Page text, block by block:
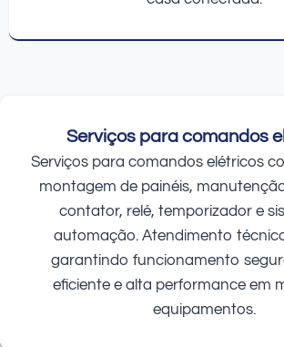
Serviços para comandos
Serviços para comandos elétricos
montagem de painéis,
contator, relé, temporizador e
automação. Atendimento
garantindo funcionamento
eficiente e alta performance em
equipamentos.